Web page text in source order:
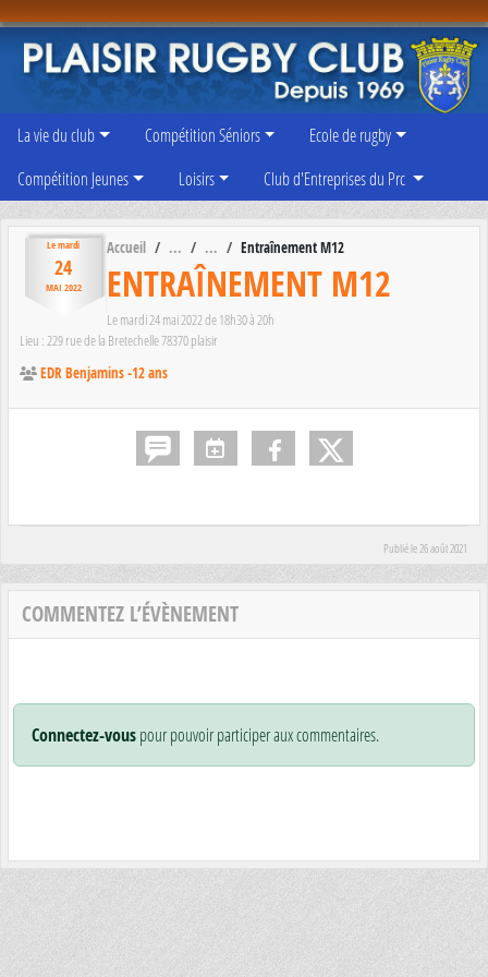
La vie du club Compétition Séniors
Ecole de rugby
Compétition Jeunes
Loisirs Club d'Entreprises du Prc
Lemardi
24
MAI 2022
Accueil Entraînement M12
ENTRAÎNEMENT M12
Lemardi24mai2022de 18h30 à 20h
Lieu : 229 rue de la Bretechelle78370plaisir
EDR Benjamins -12 ans
Publié le26 août 2021
COMMENTEZ L’ÉVÈNEMENT
Connectez-vouspour pouvoir participer aux commentaires.
Panneau de gestion des cookies